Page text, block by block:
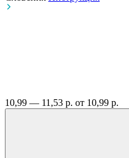
10,99 — 11,53 р. от 10,99 р.